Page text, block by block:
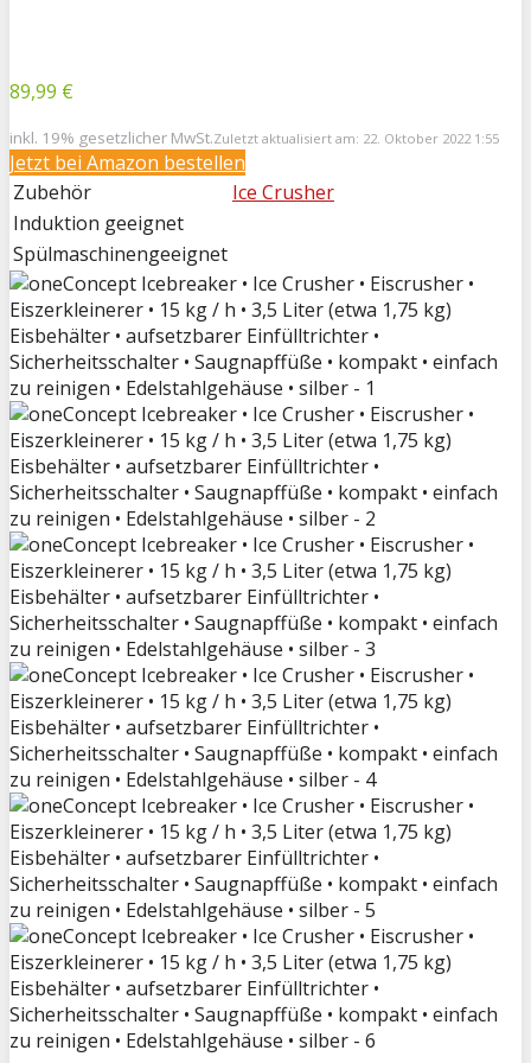
89,99 €
inkl. 19% gesetzlicher MwSt.Zuletzt aktualisiert am: 22. Oktober 2022 1:55
Jetzt bei Amazon bestellen
Zubehör
Ice Crusher
Induktion geeignet
Spülmaschinengeeignet